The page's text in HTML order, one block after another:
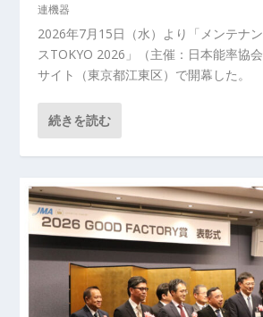
連機器
2026年7月15日（水）より「メンテナ
スTOKYO 2026」（主催：日本能率協
サイト（東京都江東区）で開幕した。
続きを読む